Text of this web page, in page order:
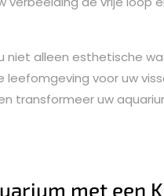
niet alleen esthetische
voor uw
transformeer uw
met een